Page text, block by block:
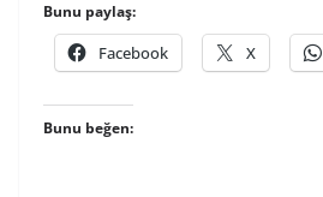
Bunu paylaş:
Facebook X
Bunu beğen: